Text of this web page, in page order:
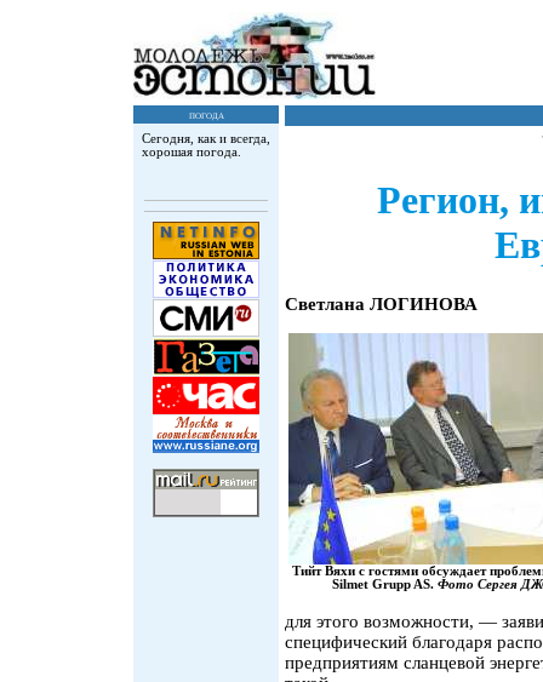
погода
Сегодня, как и всегда,
хорошая погода.
Регион,
Светлана ЛОГИНОВА
Тийт Вяхи с гостями обсуждает
Silmet Grupp AS. Фото Сергея
для этого возможности, —
специфический благодаря
предприятиям сланцевой